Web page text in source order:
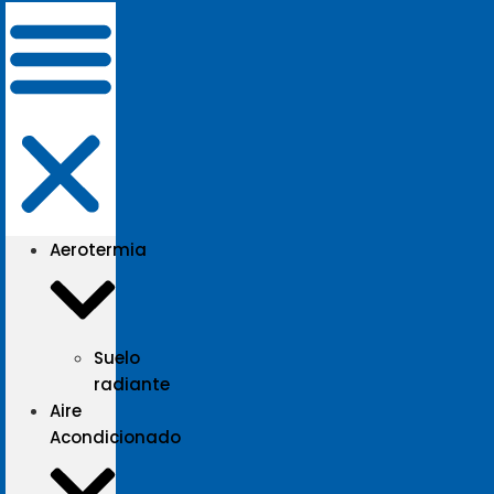
Aerotermia
Suelo
radiante
Aire
Acondicionado